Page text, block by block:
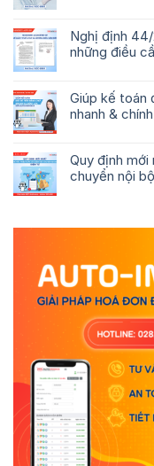
Nghị định
những điều
Giúp kế toán
nhanh &
Quy định mới
chuyển nội